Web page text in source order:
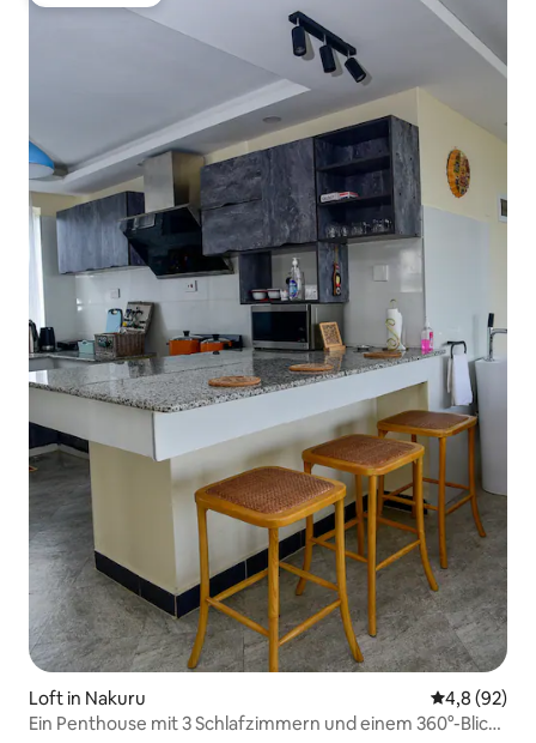
Loft in Nakuru
4,8 (92)
Ein Penthouse mit 3 Schlafzimmern und einem 360°-Blick